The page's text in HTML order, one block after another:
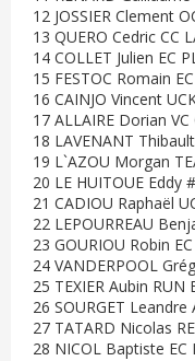
12 JOSSIER Clement
13 QUERO Cedric CC
14 COLLET Julien EC
15 FESTOC Romain
16 CAINJO Vincent
17 ALLAIRE Dorian
18 LAVENANT
19 L`AZOU Morgan
20 LE HUITOUE Eddy
21 CADIOU Raphaël
22 LEPOURREAU
23 GOURIOU Robin
24 VANDERPOOL
25 TEXIER Aubin RUN
26 SOURGET Leandre
27 TATARD Nicolas
28 NICOL Baptiste EC